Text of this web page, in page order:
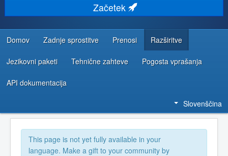
SKUPNOST IN PODPORA
VIRI ZA RAZVIJALCE
Začetek
Domov Zadnje sprostitve Prenosi Razširitve
Jezikovni paketi Tehnične zahteve Pogosta vprašanja
API dokumentacija
Slovenščina
This page is not yet fully available in your
language. Make a gift to your community by